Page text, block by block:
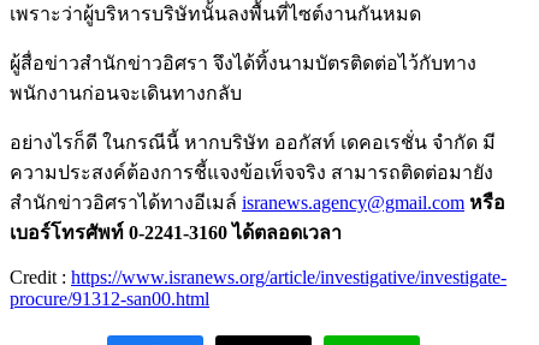
เพราะว่าผู้บริหารบริษัทนั้นลงพื้นที่ไซต์งานกันหมด
ผู้สื่อข่าวสำนักข่าวอิศรา จึงได้ทิ้งนามบัตรติดต่อไว้กับทาง
พนักงานก่อนจะเดินทางกลับ
อย่างไรก็ดี ในกรณีนี้ หากบริษัท ออกัสท์ เดคอเรชั่น จำกัด มี
ความประสงค์ต้องการชี้แจงข้อเท็จจริง สามารถติดต่อมายัง
สำนักข่าวอิศราได้ทางอีเมล์ isranews.agency@gmail.com หรือ
เบอร์โทรศัพท์ 0-2241-3160 ได้ตลอดเวลา
Credit : https://www.isranews.org/article/investigative/investigate-
procure/91312-san00.html